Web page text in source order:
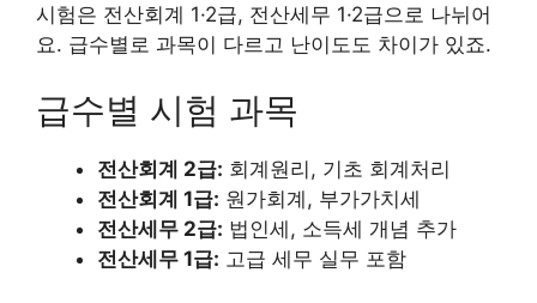
시험은 전산회계 1·2급, 전산세무 1·2급으로 나뉘어
요. 급수별로 과목이 다르고 난이도도 차이가 있죠.
급수별 시험 과목
전산회계 2급: 회계원리, 기초 회계처리
전산회계 1급: 원가회계, 부가가치세
전산세무 2급: 법인세, 소득세 개념 추가
전산세무 1급: 고급 세무 실무 포함